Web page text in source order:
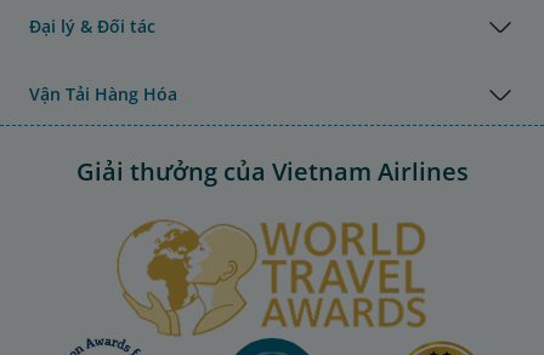
Đại lý & Đối tác
Vận Tải Hàng Hóa
Giải thưởng của Vietnam Airlines